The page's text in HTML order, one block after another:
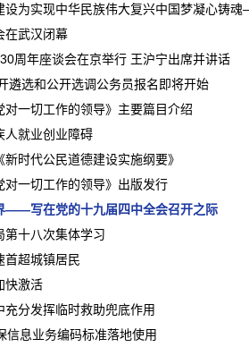
设为实现中华民族伟大复兴中国梦凝心铸
者问
在武汉闭幕
周年座谈会在京举行 王沪宁出席并讲话
遴选和公开选调公务员报名即将开始
对一切工作的领导》主要篇目介绍
人就业创业障碍
时代公民道德建设实施纲要》
对一切工作的领导》出版发行
——写在党的十九届四中全会召开之际
第十八次集体学习
首超城镇居民
快激活
充分发挥临时救助兜底作用
信息业务编码标准落地使用